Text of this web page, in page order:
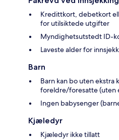
Kredittkort, debetkort
for utilsiktede utgifter
Myndighetsutstedt ID-
Laveste alder for
Barn
Barn kan bo uten ekstra
foreldre/foresatte (uten
Ingen babysenger
Kjæledyr
Kjæledyr ikke tillatt